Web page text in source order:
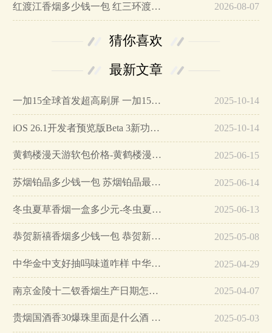
红渡江香烟多少钱一包 红三环渡江香烟价格25元/包… 2026-08-07
猜你喜欢
最新文章
一加15全球首发超高刷屏 一加15参数详细配置… 2025-10-14
iOS 26.1开发者预览版Beta 3新功能详解… 2025-10-14
黄鹤楼漫天游软包价格-黄鹤楼漫天游软包多少钱一盒… 2025-06-15
苏烟铂晶多少钱一包 苏烟铂晶最新价格… 2025-06-14
冬虫夏草香烟一盒多少元-冬虫夏草香烟一盒多少元2025最新价格… 2025-06-13
恭贺新禧香烟多少钱一包 恭贺新禧香烟价格表和图片… 2025-05-08
中华金中支好抽吗味道咋样 中华金中支口感特点介绍… 2025-04-29
南京金陵十二钗香烟生产日期怎么看 南京金陵十二钗香烟保质期… 2025-04-07
贵烟国酒香30爆珠里面是什么酒 贵烟国酒香30怎么辨别真假… 2025-05-03